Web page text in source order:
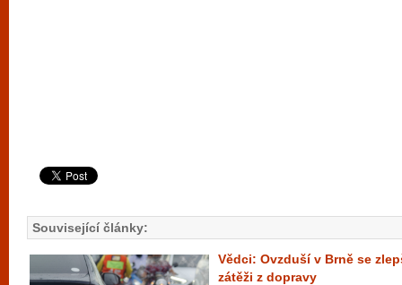
Související články:
Vědci: Ovzduší v Brně se
zátěži z dopravy